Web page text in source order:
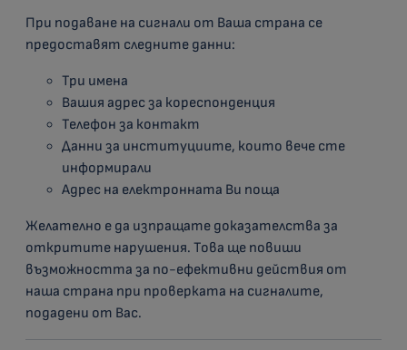
При подаване на сигнали от Ваша страна се
предоставят следните данни:
Три имена
Вашия адрес за кореспонденция
Телефон за контакт
Данни за институциите, които вече сте
информирали
Адрес на електронната Ви поща
Желателно е да изпращате доказателства за
откритите нарушения. Това ще повиши
възможността за по-ефективни действия от
наша страна при проверката на сигналите,
подадени от Вас.